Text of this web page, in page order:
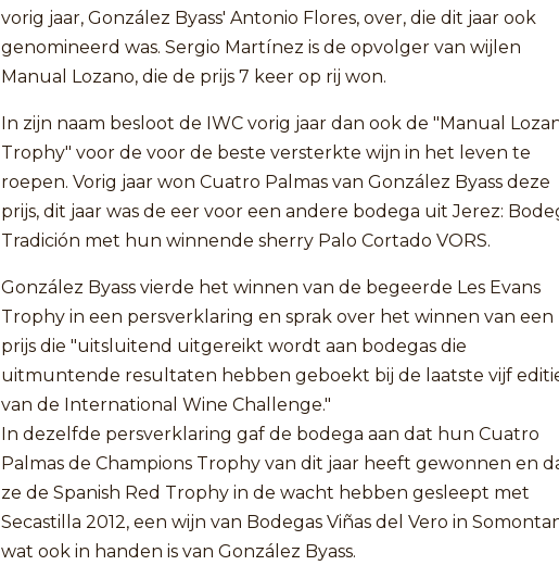
vorig jaar, González Byass' Antonio Flores, over, die dit jaar ook
genomineerd was. Sergio Martínez is de opvolger van wijlen
Manual Lozano, die de prijs 7 keer op rij won.
In zijn naam besloot de IWC vorig jaar dan ook de "Manual
Trophy" voor de voor de beste versterkte wijn in het leven te
roepen. Vorig jaar won Cuatro Palmas van González Byass deze
prijs, dit jaar was de eer voor een andere bodega uit Jerez:
Tradición met hun winnende sherry Palo Cortado VORS.
González Byass vierde het winnen van de begeerde Les Evans
Trophy in een persverklaring en sprak over het winnen van een
prijs die "uitsluitend uitgereikt wordt aan bodegas die
uitmuntende resultaten hebben geboekt bij de laatste vijf
van de International Wine Challenge."
In dezelfde persverklaring gaf de bodega aan dat hun Cuatro
Palmas de Champions Trophy van dit jaar heeft gewonnen en
ze de Spanish Red Trophy in de wacht hebben gesleept met
Secastilla 2012, een wijn van Bodegas Viñas del Vero in
wat ook in handen is van González Byass.